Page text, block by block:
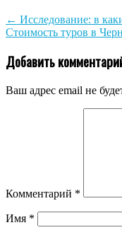
← Исследование: в
Стоимость туров в
Добавить
Ваш адрес email не
Комментарий *
Имя *